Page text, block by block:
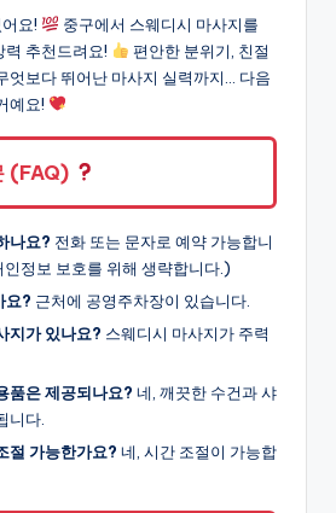
요!
중구에서 스웨디시 마사지를
력 추천드려요!
편안한 분위기, 친절
엇보다 뛰어난 마사지 실력까지… 다음
예요!
(FAQ)
나요? 전화 또는 문자로 예약 가능합니
정보 보호를 위해 생략합니다.)
요? 근처에 공영주차장이 있습니다.
지가 있나요? 스웨디시 마사지가 주력
품은 제공되나요? 네, 깨끗한 수건과 샤
니다.
절 가능한가요? 네, 시간 조절이 가능합